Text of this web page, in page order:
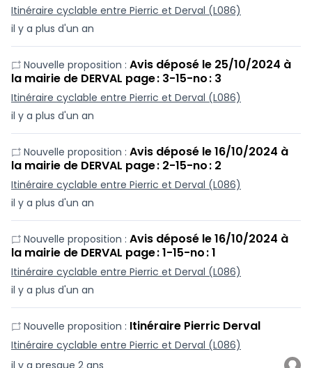
il y a plus d'un an
Itinéraire cyclable entre Pierric et Derval (L086)
il y a plus d'un an
Nouvelle proposition : Avis déposé le 25/10/2024 à
la mairie de DERVAL page : 3-15-no : 3
Itinéraire cyclable entre Pierric et Derval (L086)
il y a plus d'un an
Nouvelle proposition : Avis déposé le 16/10/2024 à
la mairie de DERVAL page : 2-15-no : 2
Itinéraire cyclable entre Pierric et Derval (L086)
il y a plus d'un an
Nouvelle proposition : Avis déposé le 16/10/2024 à
la mairie de DERVAL page : 1-15-no : 1
Itinéraire cyclable entre Pierric et Derval (L086)
il y a presque 2 ans
Nouvelle proposition : Itinéraire Pierric Derval
Itinéraire cyclable entre Pierric et Derval (L086)